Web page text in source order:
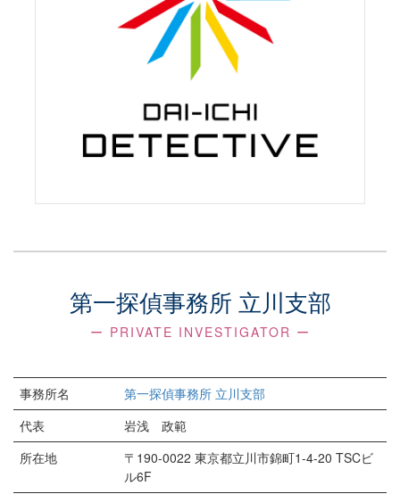
ご契約時にお伺いした内容から、本調査前に簡
易調査を実施いたします。
ご契約内容に基づき、本調査を実施いたしま
調査報告
調査結果をお伝えし、今後についてのご案内を
第一探偵事務所 立川支部
ー PRIVATE INVESTIGATOR ー
事務所名
第一探偵事務所 立川支部
代表
岩浅 政範
所在地
〒190-0022 東京都立川市錦町1-4-20 TSCビ
ル6F